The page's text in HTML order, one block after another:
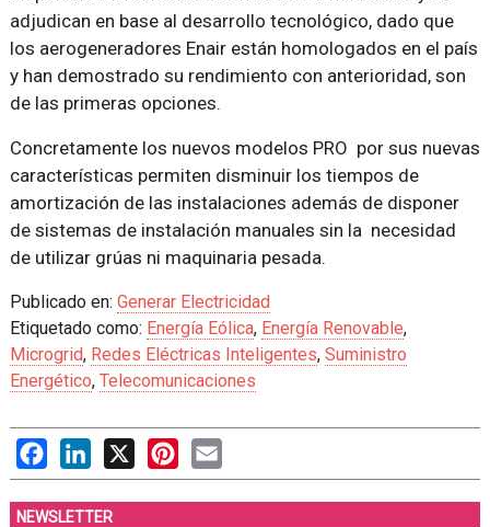
adjudican en base al desarrollo tecnológico, dado que
los aerogeneradores Enair están homologados en el país
y han demostrado su rendimiento con anterioridad, son
de las primeras opciones.
Concretamente los nuevos modelos PRO por sus nuevas
características permiten disminuir los tiempos de
amortización de las instalaciones además de disponer
de sistemas de instalación manuales sin la necesidad
de utilizar grúas ni maquinaria pesada.
Publicado en: Generar Electricidad
Etiquetado como: Energía Eólica, Energía Renovable,
Microgrid, Redes Eléctricas Inteligentes, Suministro
Energético, Telecomunicaciones
FacebookLinkedIn
X PinterestEmail
NEWSLETTER